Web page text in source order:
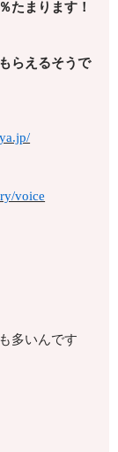
たまります！
らえるそうで
voice
多いんです